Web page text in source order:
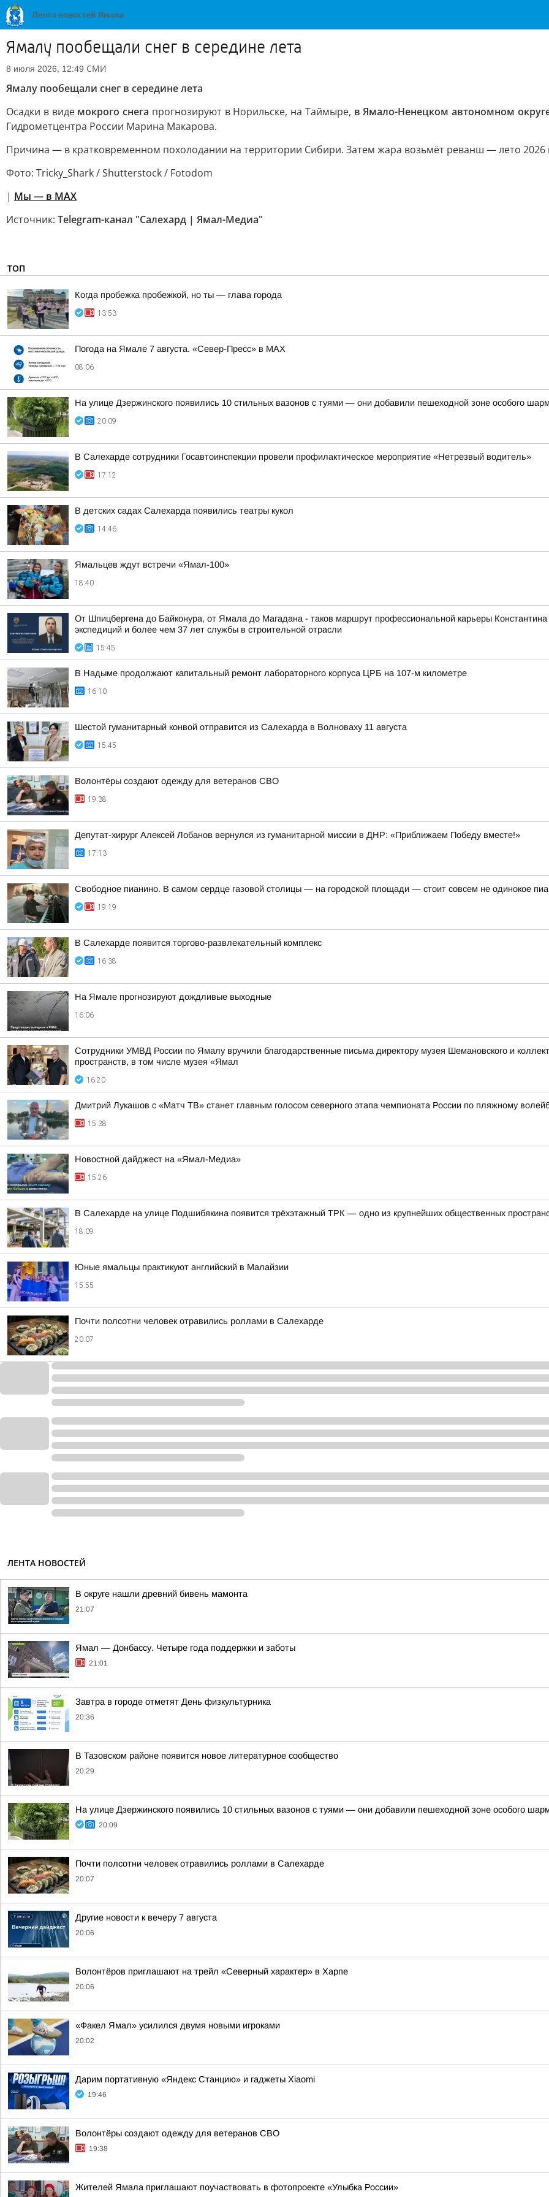
Ямалу пообещали снег в середине лета
8 июля 2026, 12:49 СМИ
Ямалу пообещали снег в середине лета
Осадки в видемокрого снега прогнозируют в Норильске, на Таймыре, в Ямало-Ненецком автономном
Гидрометцентра России Марина Макарова.
Причина — в кратковременном похолодании на территории Сибири. Затем жара возьмёт реванш — лето
Фото: Tricky_Shark / Shutterstock / Fotodom
| Мы — в МАХ
Источник: Telegram-канал "Салехард | Ямал-Медиа"
ТОП
Когда пробежка пробежкой, но ты — глава города
13:53
Погода на Ямале 7 августа. «Север-Пресс» в MAX
08:06
На улице Дзержинского появились 10 стильных вазонов с туями — они добавили пешеходной зоне особого
20:09
В Салехарде сотрудники Госавтоинспекции провели профилактическое мероприятие «Нетрезвый водитель»
17:12
В детских садах Салехарда появились театры кукол
14:46
Ямальцев ждут встречи «Ямал-100»
18:40
От Шпицбергена до Байконура, от Ямала до Магадана - таков маршрут профессиональной карьеры
экспедиций и более чем 37 лет службы в строительной отрасли
15:45
В Надыме продолжают капитальный ремонт лабораторного корпуса ЦРБ на 107-м километре
16:10
Шестой гуманитарный конвой отправится из Салехарда в Волноваху 11 августа
15:45
Волонтёры создают одежду для ветеранов СВО
19:38
Депутат-хирург Алексей Лобанов вернулся из гуманитарной миссии в ДНР: «Приближаем Победу вместе!»
17:13
Свободное пианино. В самом сердце газовой столицы — на городской площади — стоит совсем не одинокое
19:19
В Салехарде появится торгово-развлекательный комплекс
16:38
На Ямале прогнозируют дождливые выходные
16:06
Сотрудники УМВД России по Ямалу вручили благодарственные письма директору музея Шемановского и
пространств, в том числе музея «Ямал
16:20
Дмитрий Лукашов с «Матч ТВ» станет главным голосом северного этапа чемпионата России по пляжному
15:38
Новостной дайджест на «Ямал-Медиа»
15:26
В Салехарде на улице Подшибякина появится трёхэтажный ТРК — одно из крупнейших общественных
18:09
Юные ямальцы практикуют английский в Малайзии
15:55
Почти полсотни человек отравились роллами в Салехарде
20:07
ЛЕНТА НОВОСТЕЙ
В округе нашли древний бивень мамонта
21:07
Ямал — Донбассу. Четыре года поддержки и заботы
21:01
Завтра в городе отметят День физкультурника
20:36
В Тазовском районе появится новое литературное сообщество
20:29
На улице Дзержинского появились 10 стильных вазонов с туями — они добавили пешеходной зоне особого
20:09
Почти полсотни человек отравились роллами в Салехарде
20:07
Другие новости к вечеру 7 августа
20:06
Волонтёров приглашают на трейл «Северный характер» в Харпе
20:06
«Факел Ямал» усилился двумя новыми игроками
20:02
Дарим портативную «Яндекс Станцию» и гаджеты Xiaomi
19:46
Волонтёры создают одежду для ветеранов СВО
19:38
Жителей Ямала приглашают поучаствовать в фотопроекте «Улыбка России»